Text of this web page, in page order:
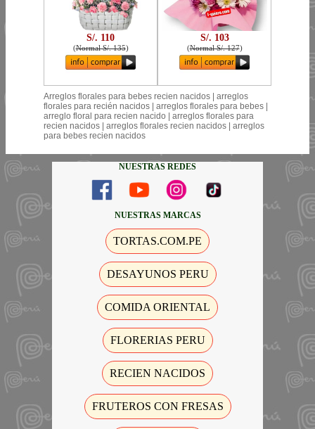
S/. 110
(Normal S/. 135)
S/. 103
(Normal S/. 127)
Arreglos florales para bebes recien nacidos | arreglos
florales para recién nacidos | arreglos florales para bebes |
arreglo floral para recien nacido | arreglos florales para
recien nacidos | arreglos florales recien nacidos | arreglos
para bebes recien nacidos
NUESTRAS REDES
NUESTRAS MARCAS
TORTAS.COM.PE
DESAYUNOS PERU
COMIDA ORIENTAL
FLORERIAS PERU
RECIEN NACIDOS
FRUTEROS CON FRESAS